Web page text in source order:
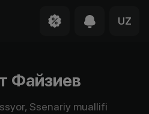
UZ
Файзиев
Ssenariy muallifi